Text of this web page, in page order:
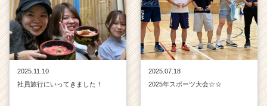
2025.11.10
社員旅行にいってきました！
2025.07.18
2025年スポーツ大会☆☆